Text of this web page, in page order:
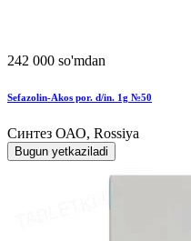
242 000 so'mdan
Sefazolin-Akos por. d/in. 1g №50
Синтез ОАО, Rossiya
Bugun yetkaziladi